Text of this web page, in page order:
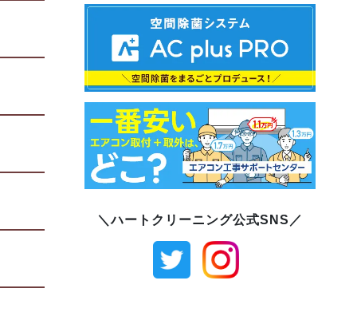
＼ハートクリーニング公式SNS／